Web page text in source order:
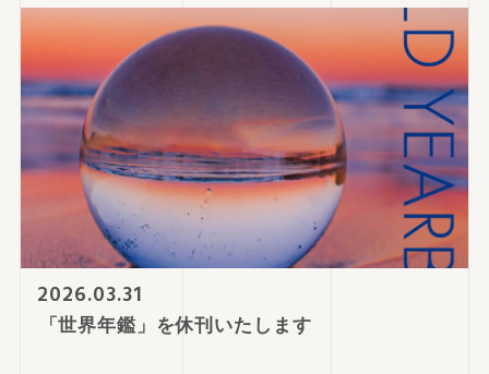
2026.03.31
「世界年鑑」を休刊いたします